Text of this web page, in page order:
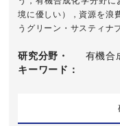
境に優しい），資源を浪
うグリーン・サスティナ
研究分野・
キーワード
有機合